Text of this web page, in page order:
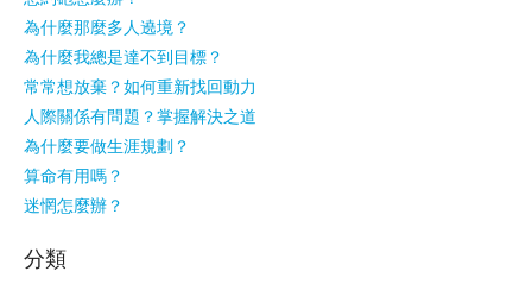
為什麼那麼多人遶境？
為什麼我總是達不到目標？
常常想放棄？如何重新找回動力
人際關係有問題？掌握解決之道
為什麼要做生涯規劃？
算命有用嗎？
迷惘怎麼辦？
分類